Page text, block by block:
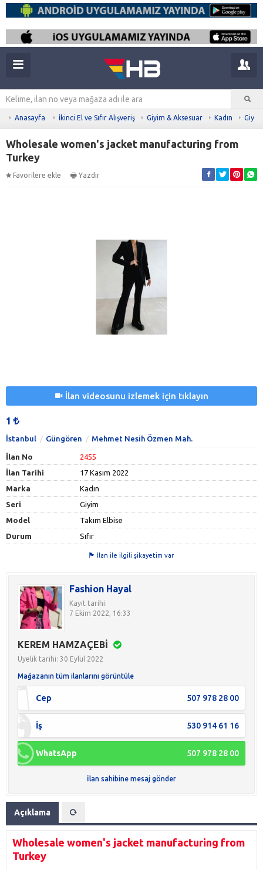
Anasayfa İkinci El ve Sıfır Alışveriş Giyim & Aksesuar Kadın Giyim
Wholesale women's jacket manufacturing from
Turkey
Favorilere ekle Yazdır
İlan videosunu izlemek için tıklayın
1
İstanbul Güngören Mehmet Nesih Özmen Mah.
İlan No
2455
İlan Tarihi
17 Kasım 2022
Marka
Kadın
Seri
Giyim
Model
Takım Elbise
Durum
Sıfır
İlan ile ilgili şikayetim var
Fashion Hayal
Kayıt tarihi:
7 Ekim 2022, 16:33
KEREM HAMZAÇEBİ
Üyelik tarihi: 30 Eylül 2022
Mağazanın tüm ilanlarını görüntüle
Cep 507 978 28 00
İş 530 914 61 16
WhatsApp 507 978 28 00
İlan sahibine mesaj gönder
Açıklama
Wholesale women's jacket manufacturing from
Turkey